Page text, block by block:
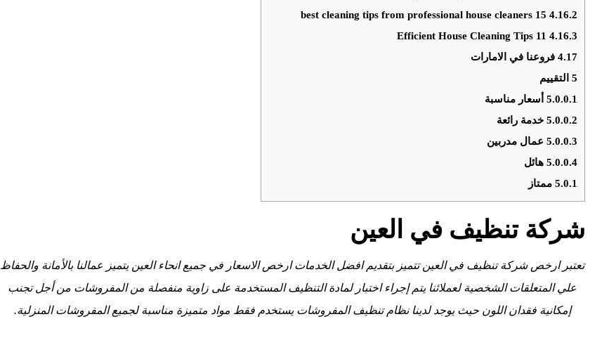
4.16.2
15 best cleaning tips from professional house cleaners
4.16.3
11 Efficient House Cleaning Tips
4.17فروعنا في الامارات
5التقييم
5.0.0.1أسعار مناسبة
5.0.0.2خدمة رائعة
5.0.0.3عمال مدربين
5.0.0.4هائل
5.0.1ممتاز
شركة تنظيف في العين
تعتبر ارخص شركة تنظيف في العين تتميز بتقديم افضل الخدمات ارخص الاسعار في جميع انحاء العين يتميز عمالنا بالأمانة والحفاظ
علي المتعلقات الشخصية لعملائنا يتم إجراء اختبار لمادة التنظيف المستخدمة على زاوية منفصلة من المفروشات من أجل تجنب
إمكانية فقدان اللون حيث يوجد لدينا نظام تنظيف المفروشات يستخدم فقط مواد متميزة مناسبة لجميع المفروشات المنزلية.